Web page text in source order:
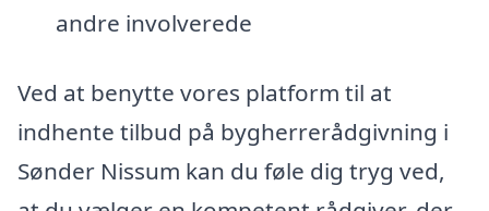
andre involverede
Ved at benytte vores platform til at
indhente tilbud på bygherrerådgivning i
Sønder Nissum kan du føle dig tryg ved,